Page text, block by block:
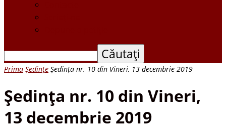
Prima Ședințe Şedinţa nr. 10 din Vineri, 13 decembrie 2019
Şedinţa nr. 10 din Vineri,
13 decembrie 2019